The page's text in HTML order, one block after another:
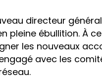
directeur
pleine ébullition. À
les nouveaux
avec les